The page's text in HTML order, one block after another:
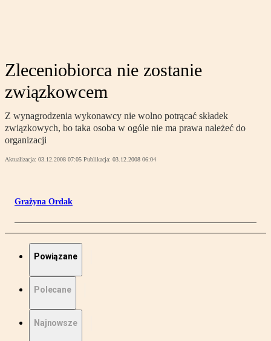
Zleceniobiorca nie zostanie
związkowcem
Z wynagrodzenia wykonawcy nie wolno potrącać składek
związkowych, bo taka osoba w ogóle nie ma prawa należeć do
organizacji
Aktualizacja: 03.12.2008 07:05 Publikacja: 03.12.2008 06:04
Grażyna Ordak
Powiązane
Polecane
Najnowsze